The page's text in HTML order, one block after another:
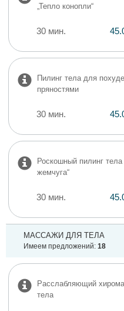
„Тепло конопли“
30 мин.
Пилинг тела для
пряностями
30 мин.
Роскошный пилинг
жемчуга“
30 мин.
МАССАЖИ ДЛЯ ТЕЛА
Имеем предложений: 18
Расслабляющий
тела